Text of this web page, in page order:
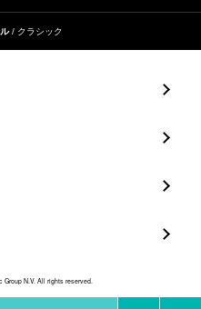
クラシック
N.V. All rights reserved.